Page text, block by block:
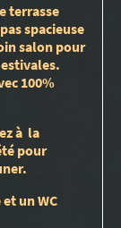
terrasse
spacieuse
salon pour
100%
à la
pour
un WC